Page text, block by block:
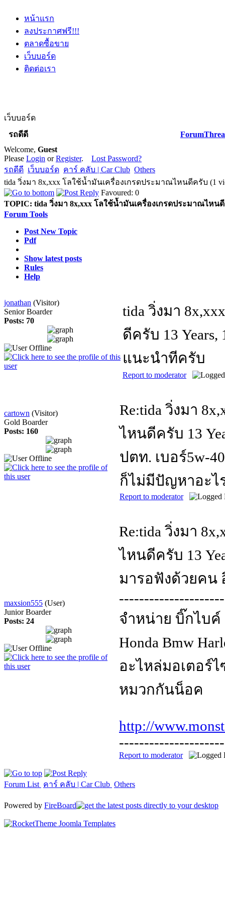
หน้าแรก
ลงประกาศฟรี!!!
ตลาดซื้อขาย
เว็บบอร์ด
ติดต่อเรา
เว็บบอร์ด
รถดีดี
Forum
Welcome, Guest
Please Login orRegister. Lost Password?
รถดีดี เว็บบอร์ด คาร์ คลับ | Car Club Others
tida วิ่งมา 8x,xxx โลใช้น้ำมันเครื่องเกรดประมาณไหนดีครับ (1
Favoured: 0
TOPIC: tida วิ่งมา 8x,xxx โลใช้น้ำมันเครื่องเกรดประมาณไหน
Forum Tools
Post New Topic
Pdf
Show latest posts
Rules
Help
jonathan (Visitor)
Senior Boarder
Posts: 70
tida วิ่งมา
ดีครับ 13 Years,
แนะนำทีครับ
Report to moderator
cartown (Visitor)
Gold Boarder
Posts: 160
Re:tida วิ่งมา
ไหนดีครับ 13
ปตท. เบอร์5w-
ก็ไม่มีปัญหาอะไ
Report to moderator
maxsion555 (User)
Junior Boarder
Posts: 24
Re:tida วิ่งมา
ไหนดีครับ 13
มารอฟังด้วยคน
จำหน่าย บิ๊กไบค์
Honda Bmw
อะไหล่มอเตอร์
หมวกกันน็อค
http://
Report to moderator
Forum List คาร์ คลับ | Car Club Others
Powered by FireBoard